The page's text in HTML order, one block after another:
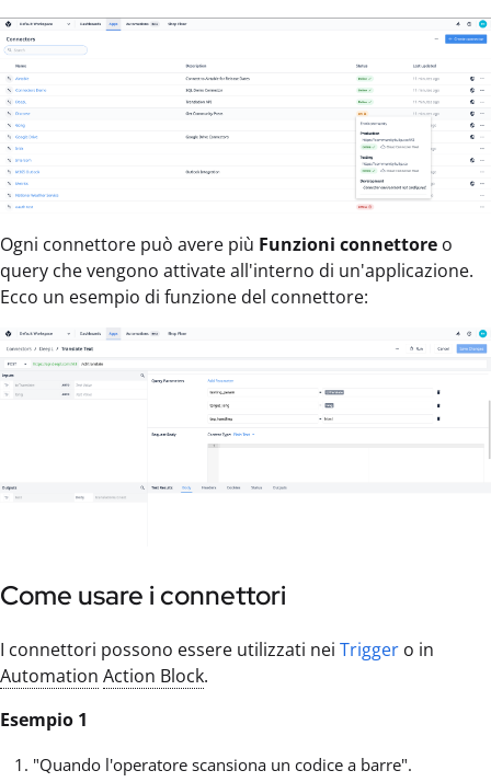
Ogni connettore può avere più Funzioni connettore o
query che vengono attivate all'interno di un'applicazione.
Ecco un esempio di funzione del connettore:
Come usare i connettori
I connettori possono essere utilizzati nei Trigger o in
Automation Action Block.
Esempio 1
"Quando l'operatore scansiona un codice a barre".